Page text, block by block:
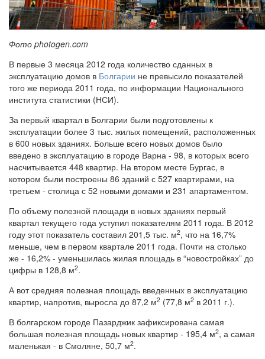
Фото photogen.com
В первые 3 месяца 2012 года количество сданных в
эксплуатацию домов в Болгарии не превысило показателей
того же периода 2011 года, по информации Национального
института статистики (НСИ).
За первый квартал в Болгарии были подготовлены к
эксплуатации более 3 тыс. жилых помещений, расположенных
в 600 новых зданиях. Больше всего новых домов было
введено в эксплуатацию в городе Варна - 98, в которых всего
насчитывается 448 квартир. На втором месте Бургас, в
котором были построены 86 зданий с 527 квартирами, на
третьем - столица с 52 новыми домами и 231 апартаментом.
По объему полезной площади в новых зданиях первый
квартал текущего года уступил показателям 2011 года. В 2012
году этот показатель составил 201,5 тыс. м2, что на 16,7%
меньше, чем в первом квартале 2011 года. Почти на столько
же - 16,2% - уменьшилась жилая площадь в “новостройках” до
цифры в 128,8 м2.
А вот средняя полезная площадь введенных в эксплуатацию
квартир, напротив, выросла до 87,2 м2 (77,8 м2 в 2011 г.).
В болгарском городе Пазарджик зафиксирована самая
большая полезная площадь новых квартир - 195,4 м2, а самая
маленькая - в Смоляне, 50,7 м2.